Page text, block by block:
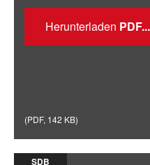
Herunterladen
(PDF, 142 KB)
SDB